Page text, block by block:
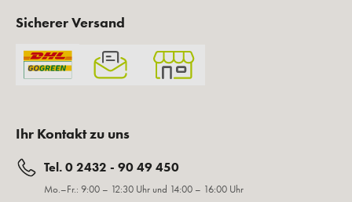
Sicherer Versand
Ihr Kontakt zu uns
Tel. 0 2432 - 90 49 450
Mo.–Fr.: 9:00 – 12:30 Uhr und 14:00 – 16:00 Uhr